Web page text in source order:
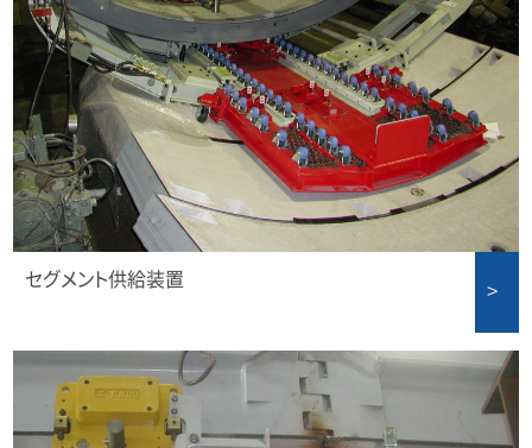
セグメント供給装置